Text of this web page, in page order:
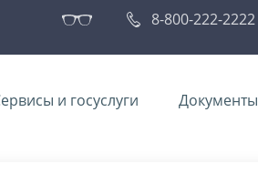
8-800-222-2222
и госуслуги Документы